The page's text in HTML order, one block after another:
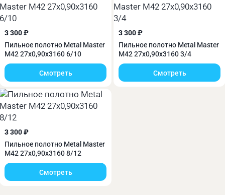
возможность поворота пильной рамы вправо на
угол до 60°.
3 300 ₽
Пильное полотно Metal Master
M42 27х0,90х3160 6/10
Смотреть
3 300 ₽
Пильное полотно Metal Master
M42 27х0,90х3160 3/4
Смотреть
3 300 ₽
Пильное полотно Metal Master
M42 27х0,90х3160 8/12
Смотреть